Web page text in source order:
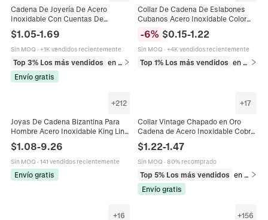
Cadena De Joyería De Acero
Inoxidable Con Cuentas De
Esmalte Coloridas Eslabón
Cruzado Para Collar Pulsera DIY
Artesanía
$1.05-1.69
Sin MOQ · +1K vendidos recientemente
Top 3% Los más vendidos
en Cadenas
Envío gratis
Collar De Cadena De Eslabones
Cubanos Acero Inoxidable Color
Plata Estilo Punk Hip Hop
Streetwear Unisex
-6% $0.15-1.22
Sin MOQ · +4K vendidos recientemente
Top 1% Los más vendidos en Collares
+212
Joyas De Cadena Bizantina Para
Hombre Acero Inoxidable King Link
Hop
$1.08-9.26
Sin MOQ · 141 vendidos recientemente
Envío gratis
+17
Collar Vintage Chapado en Oro
Cadena de Acero Inoxidable Cobre
Retrato Religioso Joyería Mujer
$1.22-1.47
Sin MOQ · 80% recomprado
Top 5% Los más vendidos
Envío gratis
+16 +156